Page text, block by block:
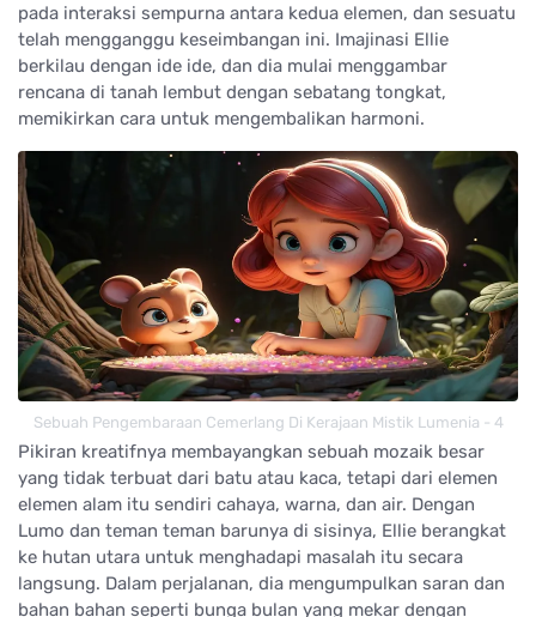
pada interaksi sempurna antara kedua elemen, dan sesuatu
telah mengganggu keseimbangan ini. Imajinasi Ellie
berkilau dengan ide ide, dan dia mulai menggambar
rencana di tanah lembut dengan sebatang tongkat,
memikirkan cara untuk mengembalikan harmoni.
Sebuah Pengembaraan Cemerlang Di Kerajaan Mistik Lumenia - 4
Pikiran kreatifnya membayangkan sebuah mozaik besar
yang tidak terbuat dari batu atau kaca, tetapi dari elemen
elemen alam itu sendiri cahaya, warna, dan air. Dengan
Lumo dan teman teman barunya di sisinya, Ellie berangkat
ke hutan utara untuk menghadapi masalah itu secara
langsung. Dalam perjalanan, dia mengumpulkan saran dan
bahan bahan seperti bunga bulan yang mekar dengan